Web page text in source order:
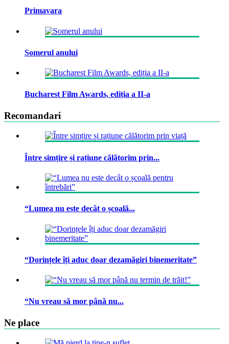
Primavara
Somerul anului
Bucharest Film Awards, ediția a II-a
Recomandari
Între simțire și rațiune călătorim prin...
“Lumea nu este decât o școală...
“Dorințele îți aduc doar dezamăgiri binemeritate”
“Nu vreau să mor până nu...
Ne place